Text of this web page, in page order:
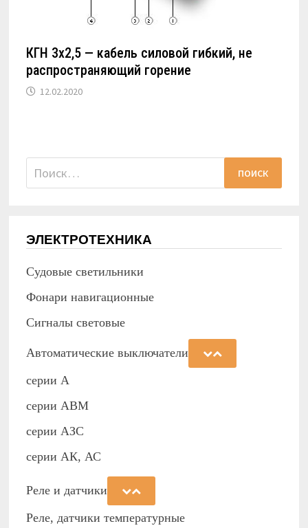
КГН 3х2,5 — кабель силовой гибкий, не
распространяющий горение
12.02.2020
Найти:
ЭЛЕКТРОТЕХНИКА
Судовые светильники
Фонари навигационные
Сигналы световые
Автоматические выключатели
серии А
серии АВМ
cерии АЗС
серии АК, АС
Реле и датчики
Реле, датчики температурные